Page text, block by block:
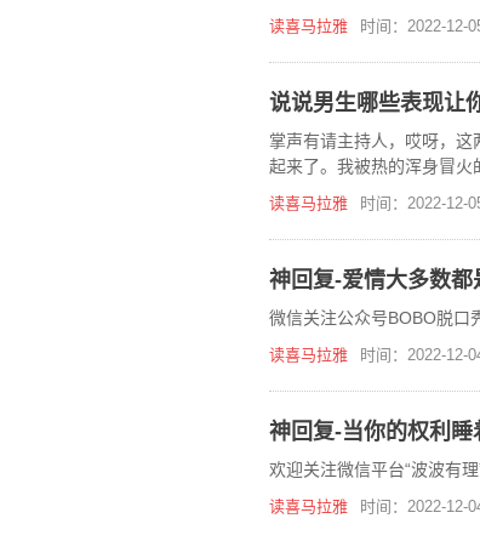
读喜马拉雅 时间：2022-12-
说说男生哪些表现让
掌声有请主持人，哎呀，
起来了。我被热的浑身冒火
这么好，一定要专门儿啊，
读喜马拉雅 时间：2022-12-
神回复-爱情大多数都
微信关注公众号BOBO脱口
读喜马拉雅 时间：2022-12-
神回复-当你的权利睡
欢迎关注微信平台“波波有
读喜马拉雅 时间：2022-12-